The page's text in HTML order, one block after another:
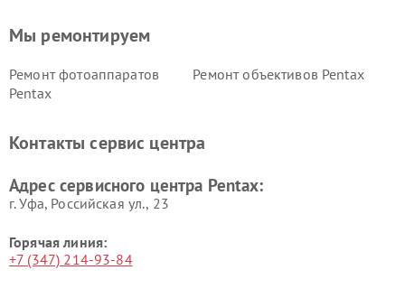
Мы ремонтируем
Ремонт фотоаппаратов
Pentax
Ремонт объективов Pentax
Контакты сервис центра
Адрес сервисного центра Pentax:
г. Уфа, Российская ул., 23
Горячая линия:
+7 (347) 214-93-84